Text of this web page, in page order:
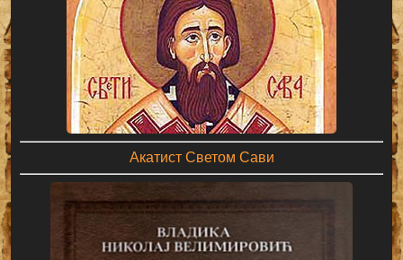
Акатист Светом Сави